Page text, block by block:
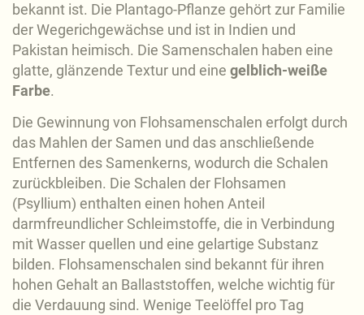
bekannt ist. Die Plantago-Pflanze gehört zur Familie
der Wegerichgewächse und ist in Indien und
Pakistan heimisch. Die Samenschalen haben eine
glatte, glänzende Textur und eine gelblich-weiße
Farbe.
Die Gewinnung von Flohsamenschalen erfolgt durch
das Mahlen der Samen und das anschließende
Entfernen des Samenkerns, wodurch die Schalen
zurückbleiben. Die Schalen der Flohsamen
(Psyllium) enthalten einen hohen Anteil
darmfreundlicher Schleimstoffe, die in Verbindung
mit Wasser quellen und eine gelartige Substanz
bilden. Flohsamenschalen sind bekannt für ihren
hohen Gehalt an Ballaststoffen, welche wichtig für
die Verdauung sind. Wenige Teelöffel pro Tag